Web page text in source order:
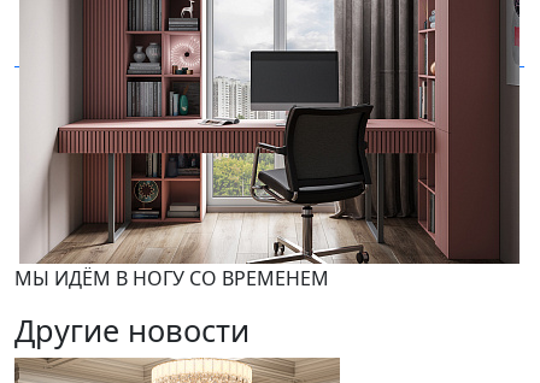
МЫ ИДЁМ В НОГУ СО ВРЕМЕНЕМ
Другие новости